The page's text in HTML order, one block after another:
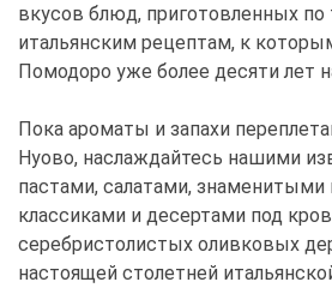
вкусов блюд, приготовленных
итальянским рецептам, к
Помодоро уже более десяти лет
Пока ароматы и запахи
Нуово, наслаждайтесь нашими
пастами, салатами, знаменитыми
классиками и десертами под
серебристолистых оливковых
настоящей столетней